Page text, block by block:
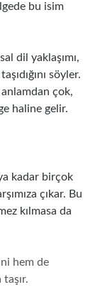
bu isim
dil yaklaşımı,
söyler.
çok,
haline gelir.
kadar birçok
çıkar. Bu
kılmasa da
hem de